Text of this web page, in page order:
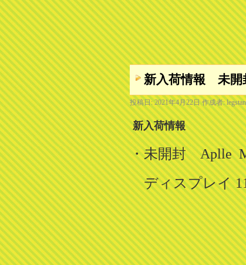
新入荷情報 未開
投稿日: 2021年4月22日 作成者:
新入荷情報
・未開封 Aplle
ディスプレイ